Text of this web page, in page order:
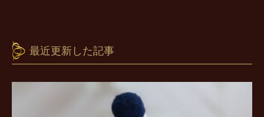
最近更新した記事